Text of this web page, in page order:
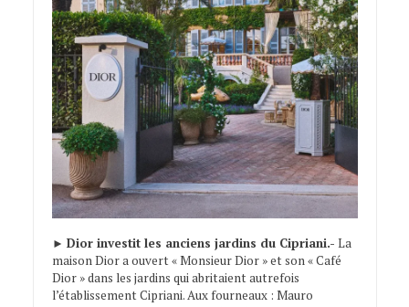
► Dior investit les anciens jardins du Cipriani.- La
maison Dior a ouvert « Monsieur Dior » et son « Café
Dior » dans les jardins qui abritaient autrefois
l’établissement Cipriani. Aux fourneaux : Mauro